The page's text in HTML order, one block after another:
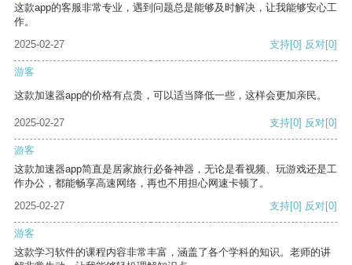
这款app的客服非常专业，遇到问题总是能够及时解决，让我能够安心工
作。
2025-02-27
支持[0] 反对[0]
游客
这款加速器app的价格有点贵，可以适当降低一些，这样会更加亲民。
2025-02-27 支持[0] 反对[0]
游客
这款加速器app简直是居家旅行必备神器，无论是看视频、玩游戏还是工
作办公，都能畅享高速网络，再也不用担心网速卡顿了。
2025-02-27
支持[0] 反对[0]
游客
这款学习软件的课程内容非常丰富，涵盖了各个学科的知识。老师的讲